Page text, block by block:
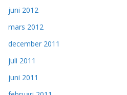
juni 2012
mars 2012
december 2011
juli 2011
juni 2011